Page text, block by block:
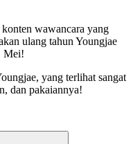
wawancara yang
ulang tahun Youngjae
Mei!
yang terlihat sangat
dan pakaiannya!